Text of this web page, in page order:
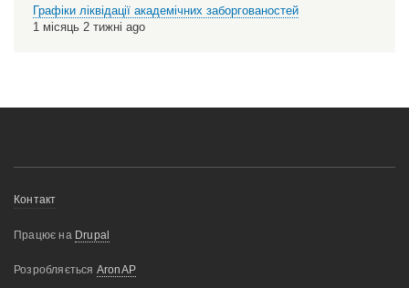
Графіки ліквідації академічних заборгованостей
1 місяць 2 тижні ago
Меню
колонтитулу
Контакт
Працює на Drupal
Розробляється AronAP